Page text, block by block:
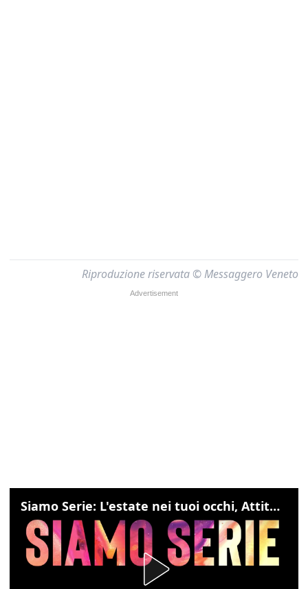
Riproduzione riservata © Messaggero Veneto
Siamo Serie: L'estate nei tuoi occhi, Attitudini: nessuna, The bear